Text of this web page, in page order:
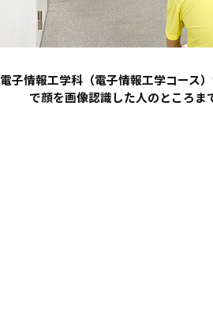
電子情報工学科（電子情報工学コース
で顔を画像認識した人のところま